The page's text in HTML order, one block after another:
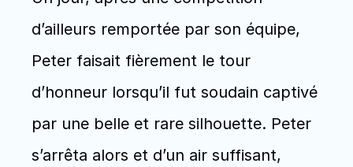
d’ailleurs remportée par son équipe,
Peter faisait fièrement le tour
d’honneur lorsqu’il fut soudain captivé
par une belle et rare silhouette. Peter
s’arrêta alors et d’un air suffisant,